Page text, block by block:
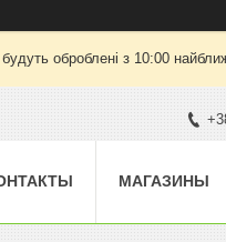
оброблені з 10:00
МАГАЗИНЫ